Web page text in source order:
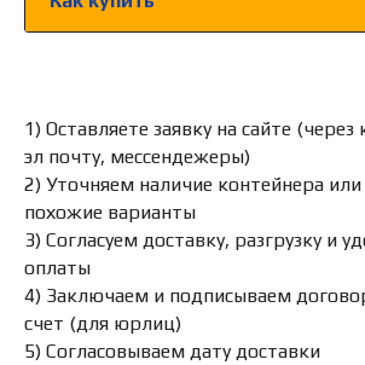
1) Оставляете заявку на сайте (через
эл почту, мессендежеры)
2) Уточняем наличие контейнера
похожие варианты
3) Согласуем доставку, разгрузку и
оплаты
4) Заключаем и подписываем
счет (для юрлиц)
5) Согласовываем дату доставки